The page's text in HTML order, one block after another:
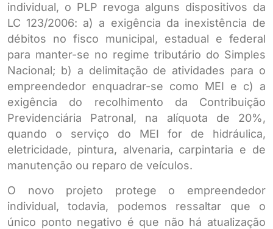
individual, o PLP revoga alguns dispositivos da
LC 123/2006: a) a exigência da inexistência de
débitos no fisco municipal, estadual e federal
para manter-se no regime tributário do Simples
Nacional; b) a delimitação de atividades para o
empreendedor enquadrar-se como MEI e c) a
exigência do recolhimento da Contribuição
Previdenciária Patronal, na alíquota de 20%,
quando o serviço do MEI for de hidráulica,
eletricidade, pintura, alvenaria, carpintaria e de
manutenção ou reparo de veículos.
O novo projeto protege o empreendedor
individual, todavia, podemos ressaltar que o
único ponto negativo é que não há atualização